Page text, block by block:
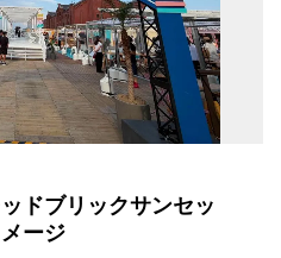
ドブリックサンセッ
メージ